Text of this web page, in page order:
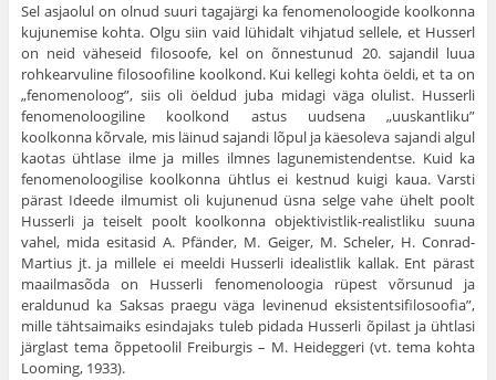
Sel asjaolul on olnud suuri tagajärgi ka fenomenoloogide kool­konna
kujunemise kohta. Olgu siin vaid lühidalt vihjatud sellele, et Husserl
on neid väheseid filosoofe, kel on õnnestunud 20. sajandil luua
rohkearvuline filosoofiline koolkond. Kui kellegi kohta öeldi, et ta on
„fenomenoloog”, siis oli öeldud juba midagi väga olulist. Husserli
fenomenoloogiline koolkond astus uudsena „uuskantliku”
koolkonna kõrvale, mis läinud sajandi lõpul ja käesoleva sajandi algul
kaotas ühtlase ilme ja milles ilmnes lagunemistendentse. Kuid ka
fenomenoloogilise koolkonna ühtlus ei kestnud kuigi kaua. Varsti
pärast Ideede ilmumist oli kujunenud üsna selge vahe ühelt poolt
Husserli ja teiselt poolt koolkonna objektivistlik-realistliku suuna
vahel, mida esitasid A. Pfänder, M. Geiger, M. Scheler, H. Conrad-
Martius jt. ja millele ei meeldi Husserli idealistlik kallak. Ent pärast
maailmasõda on Husserli fenomenoloogia rüpest võrsunud ja
eraldu­nud ka Saksas praegu väga levinenud eksistentsifilosoofia”,
mille tähtsaimaiks esindajaks tuleb pidada Husserli õpilast ja ühtlasi
järg­last tema õppetoolil Freiburgis – M. Heideggeri (vt. tema kohta
Looming, 1933).